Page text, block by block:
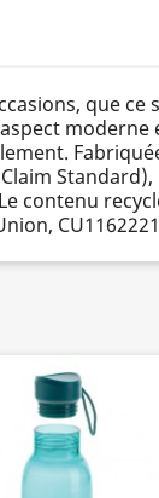
que ce
contenu